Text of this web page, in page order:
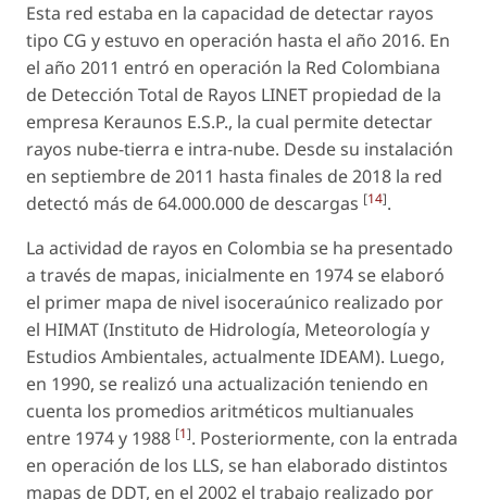
Esta red estaba en la capacidad de detectar rayos
tipo CG y estuvo en operación hasta el año 2016. En
el año 2011 entró en operación la Red Colombiana
de Detección Total de Rayos LINET propiedad de la
empresa Keraunos E.S.P., la cual permite detectar
rayos nube-tierra e intra-nube. Desde su instalación
en septiembre de 2011 hasta finales de 2018 la red
detectó más de 64.000.000 de descargas [14].
La actividad de rayos en Colombia se ha presentado
a través de mapas, inicialmente en 1974 se elaboró
el primer mapa de nivel isoceraúnico realizado por
el HIMAT (Instituto de Hidrología, Meteorología y
Estudios Ambientales, actualmente IDEAM). Luego,
en 1990, se realizó una actualización teniendo en
cuenta los promedios aritméticos multianuales
entre 1974 y 1988 [1]. Posteriormente, con la entrada
en operación de los LLS, se han elaborado distintos
mapas de DDT, en el 2002 el trabajo realizado por